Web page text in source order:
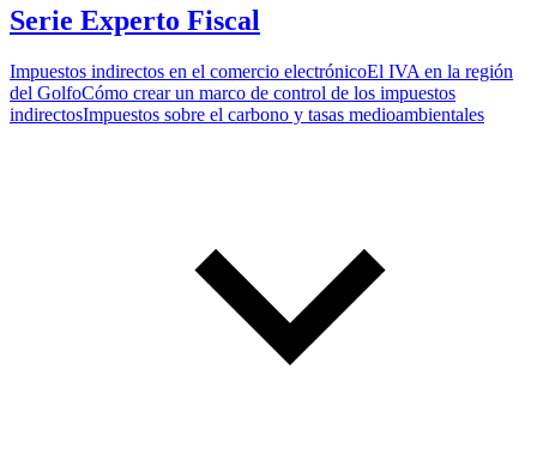
Serie Experto Fiscal
Impuestos indirectos en el comercio electrónicoEl IVA en la región
del GolfoCómo crear un marco de control de los impuestos
indirectosImpuestos sobre el carbono y tasas medioambientales